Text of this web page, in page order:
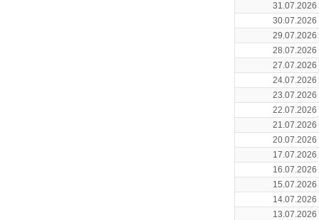
31.07.2026
30.07.2026
29.07.2026
28.07.2026
27.07.2026
24.07.2026
23.07.2026
22.07.2026
21.07.2026
20.07.2026
17.07.2026
16.07.2026
15.07.2026
14.07.2026
13.07.2026